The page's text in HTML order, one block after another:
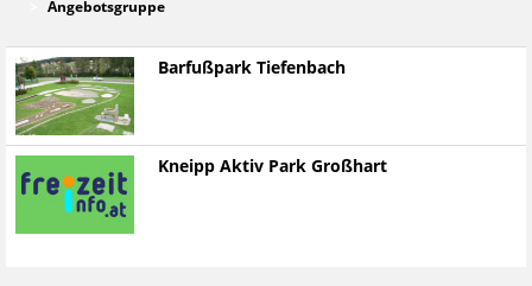
Angebotsgruppe
Barfußpark Tiefenbach
Kneipp Aktiv Park Großhart